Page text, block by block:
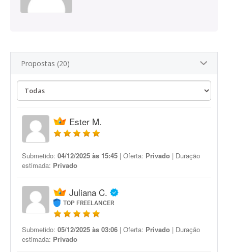
Propostas (20)
Ester M.
Submetido: 04/12/2025 às 15:45 | Oferta: Privado | Duração
estimada: Privado
Juliana C.
TOP FREELANCER
Submetido: 05/12/2025 às 03:06 | Oferta: Privado | Duração
estimada: Privado